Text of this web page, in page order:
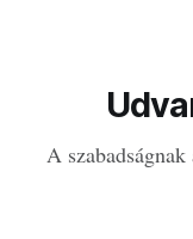
A